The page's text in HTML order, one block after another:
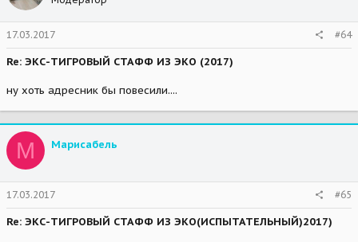
17.03.2017 #64
Re: ЭКС-ТИГРОВЫЙ СТАФФ ИЗ ЭКО (2017)
ну хоть адресник бы повесили....
М Марисабель
17.03.2017 #65
Re: ЭКС-ТИГРОВЫЙ СТАФФ ИЗ ЭКО(ИСПЫТАТЕЛЬНЫЙ)2017)